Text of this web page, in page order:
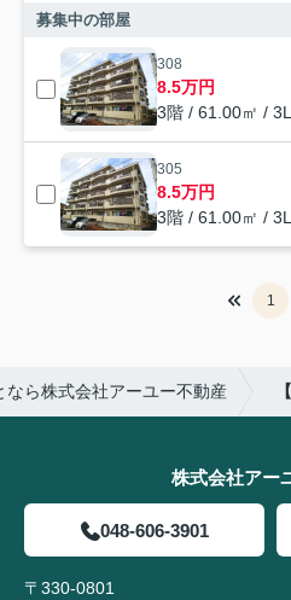
募集中の部屋
308
8.5万円
3階 / 61.00㎡ /
305
8.5万円
3階 / 61.00㎡ /
1
ら株式会社アーユー不動産
株式会社アー
048-606-3901
〒330-0801